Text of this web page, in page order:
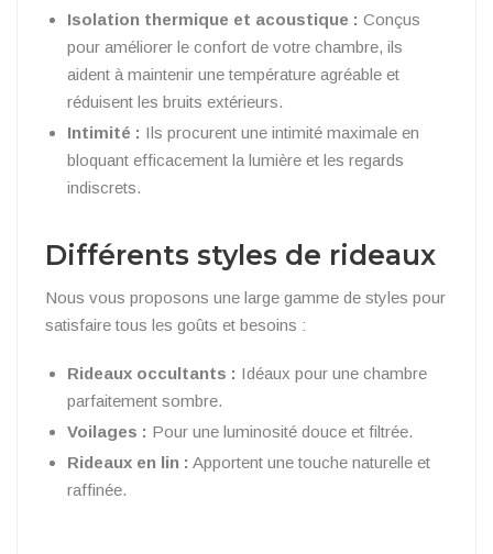
Isolation thermique et acoustique : Conçus
pour améliorer le confort de votre chambre, ils
aident à maintenir une température agréable et
réduisent les bruits extérieurs.
Intimité : Ils procurent une intimité maximale en
bloquant efficacement la lumière et les regards
indiscrets.
Différents styles de rideaux
Nous vous proposons une large gamme de styles pour
satisfaire tous les goûts et besoins :
Rideaux occultants : Idéaux pour une chambre
parfaitement sombre.
Voilages : Pour une luminosité douce et filtrée.
Rideaux en lin : Apportent une touche naturelle et
raffinée.